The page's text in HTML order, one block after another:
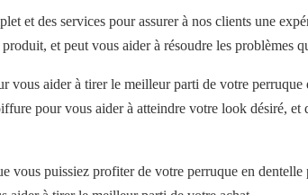
des services pour assurer à nos clients une
et peut vous aider à résoudre les problèmes
vous aider à tirer le meilleur parti de votre
pour vous aider à atteindre votre look désiré,
puissiez profiter de votre perruque en